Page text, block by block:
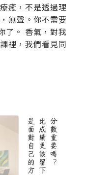
癒，不是透過理
無聲。你不需要
了。 香氣，對我
裡，我們看見同